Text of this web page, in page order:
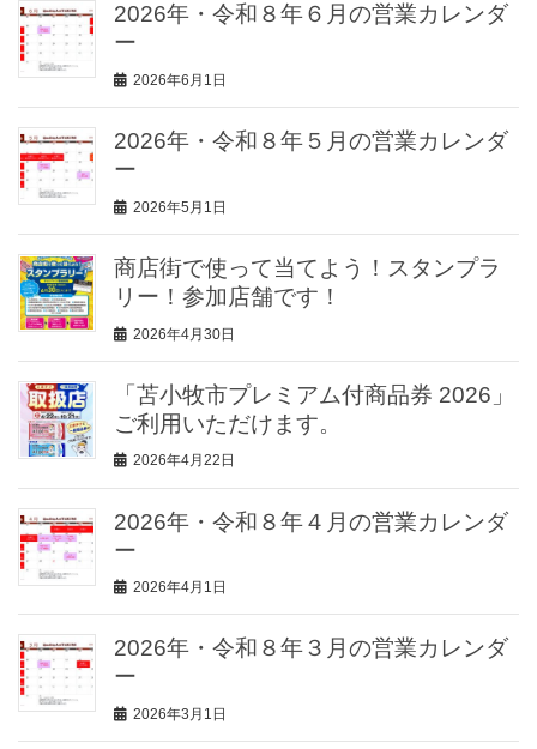
2026年・令和８年６月の営業カレンダ
ー
2026年6月1日
2026年・令和８年５月の営業カレンダ
ー
2026年5月1日
商店街で使って当てよう！スタンプラ
リー！参加店舗です！
2026年4月30日
「苫小牧市プレミアム付商品券 2026」
ご利用いただけます。
2026年4月22日
2026年・令和８年４月の営業カレンダ
ー
2026年4月1日
2026年・令和８年３月の営業カレンダ
ー
2026年3月1日